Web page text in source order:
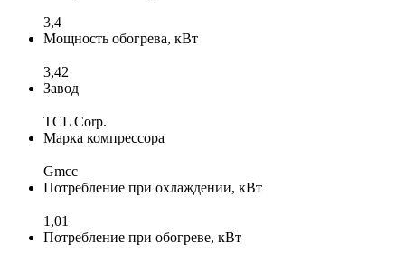
3,4
Мощность обогрева, кВт
3,42
Завод
TCL Corp.
Марка компрессора
Gmcc
Потребление при охлаждении, кВт
1,01
Потребление при обогреве, кВт